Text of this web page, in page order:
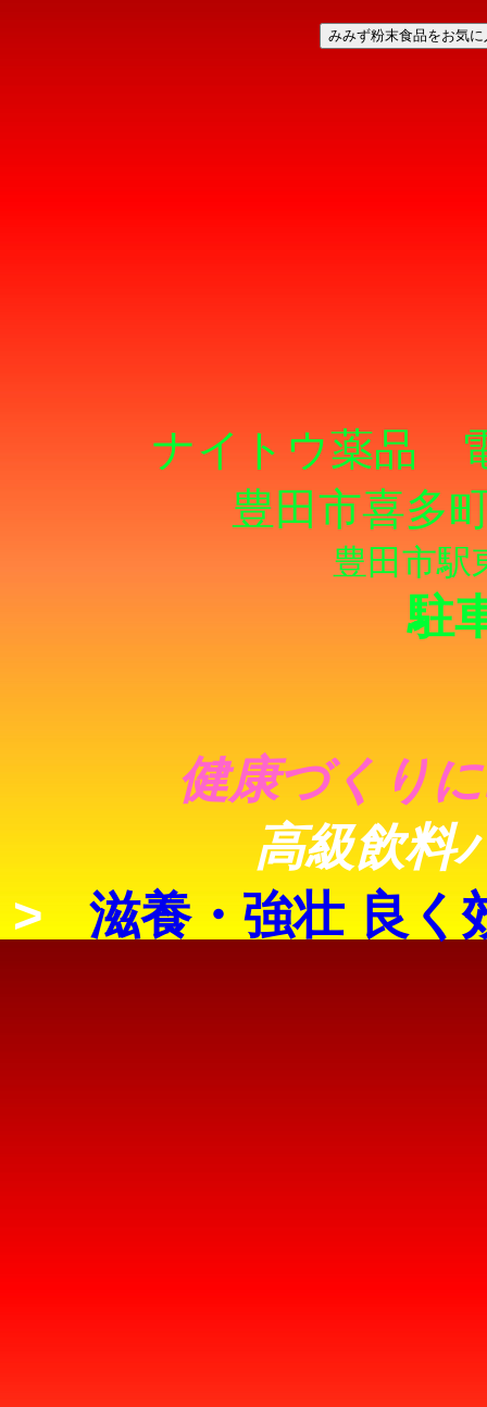
みみず粉末食品をお気
ナイトウ薬品
豊田市喜多
豊田市駅
駐
健康づくり
高級飲料
> 滋養・強壮 良